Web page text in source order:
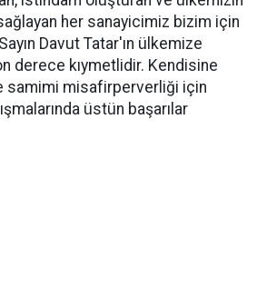
her sanayicimiz bizim için
Davut Tatar'ın ülkemize
derece kıymetlidir. Kendisine
samimi misafirperverliği için
üstün başarılar